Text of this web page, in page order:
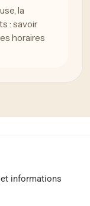
la
: savoir
horaires
informations